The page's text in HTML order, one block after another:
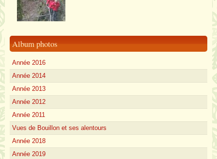
Album photos
Année 2016
Année 2014
Année 2013
Année 2012
Année 2011
Vues de Bouillon et ses alentours
Année 2018
Année 2019